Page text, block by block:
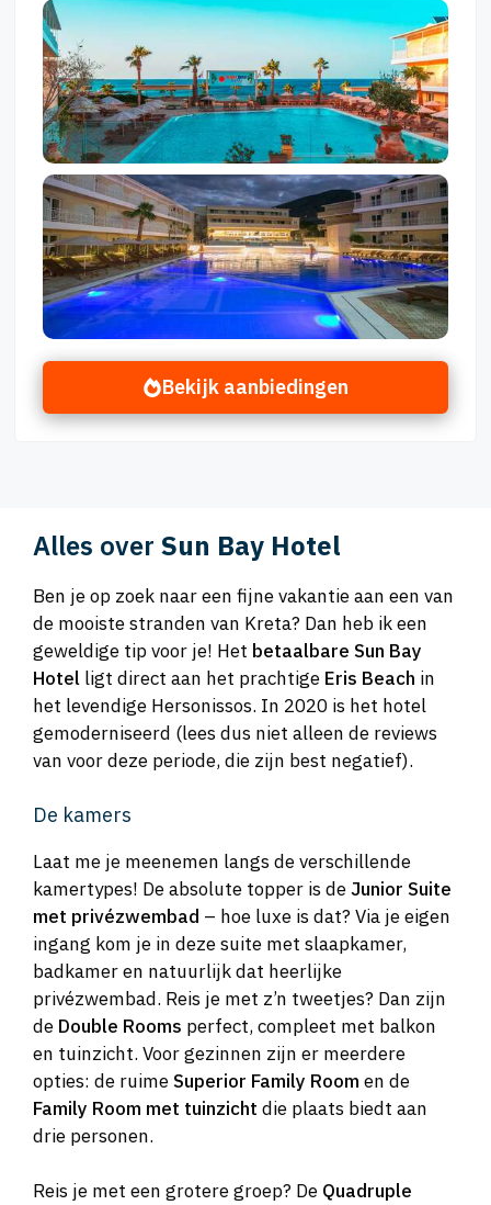
Bekijk aanbiedingen
Alles over Sun Bay Hotel
Ben je op zoek naar een fijne vakantie aan een van
de mooiste stranden van Kreta? Dan heb ik een
geweldige tip voor je! Het betaalbare Sun Bay
Hotel ligt direct aan het prachtige Eris Beach in
het levendige Hersonissos. In 2020 is het hotel
gemoderniseerd (lees dus niet alleen de reviews
van voor deze periode, die zijn best negatief).
De kamers
Laat me je meenemen langs de verschillende
kamertypes! De absolute topper is deJunior Suite
met privézwembad – hoe luxe is dat? Via je eigen
ingang kom je in deze suite met slaapkamer,
badkamer en natuurlijk dat heerlijke
privézwembad. Reis je met z’n tweetjes? Dan zijn
de Double Rooms perfect, compleet met balkon
en tuinzicht. Voor gezinnen zijn er meerdere
opties: de ruimeSuperior Family Room en de
Family Room met tuinzicht die plaats biedt aan
drie personen.
Reis je met een grotere groep? De Quadruple